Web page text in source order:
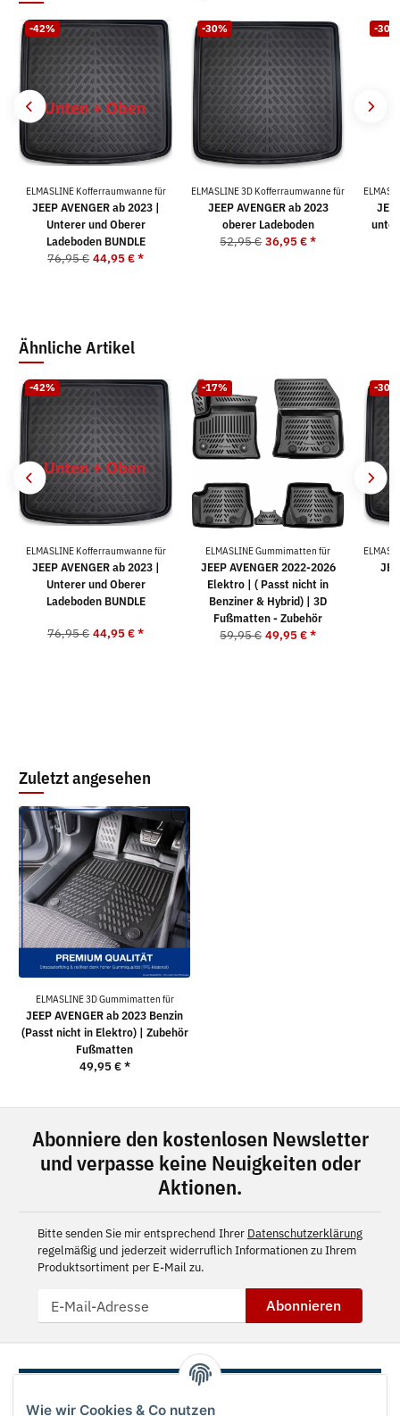
Wie wir Cookies & Co nutzen
-42%
ELMASLINE Kofferraumwanne für
JEEP AVENGER ab 2023 |
Unterer und Oberer
Ladeboden BUNDLE
76,95 € 44,95 €*
-30%
ELMASLINE 3D Kofferraumwanne für
JEEP AVENGER ab 2023
oberer Ladeboden
52,95 € 36,95 €*
-30%
Ähnliche Artikel
-42%
ELMASLINE Kofferraumwanne für
JEEP AVENGER ab 2023 |
Unterer und Oberer
Ladeboden BUNDLE
76,95 € 44,95 €*
-17%
ELMASLINE Gummimatten für
JEEP AVENGER 2022-2026
Elektro | ( Passt nicht in
Benziner & Hybrid) | 3D
Fußmatten - Zubehör
59,95 € 49,95 €*
-30%
Zuletzt angesehen
ELMASLINE 3D Gummimatten für
JEEP AVENGER ab 2023 Benzin
(Passt nicht in Elektro) | Zubehör
Fußmatten
49,95 €*
Abonniere den kostenlosen Newsletter
und verpasse keine Neuigkeiten oder
Aktionen.
Bitte senden Sie mir entsprechend Ihrer Datenschutzerklärung
regelmäßig und jederzeit widerruflich Informationen zu Ihrem
Produktsortiment per E-Mail zu.
Abonnieren